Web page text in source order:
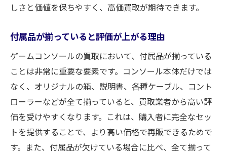
しさと価値を保ちやすく、高価買取が期待できます。
付属品が揃っていると評価が上がる理由
ゲームコンソールの買取において、付属品が揃っている
ことは非常に重要な要素です。コンソール本体だけでは
なく、オリジナルの箱、説明書、各種ケーブル、コント
ローラーなどが全て揃っていると、買取業者から高い評
価を受けやすくなります。これは、購入者に完全なセッ
トを提供することで、より高い価格で再販できるためで
す。また、付属品が欠けている場合に比べ、全て揃って